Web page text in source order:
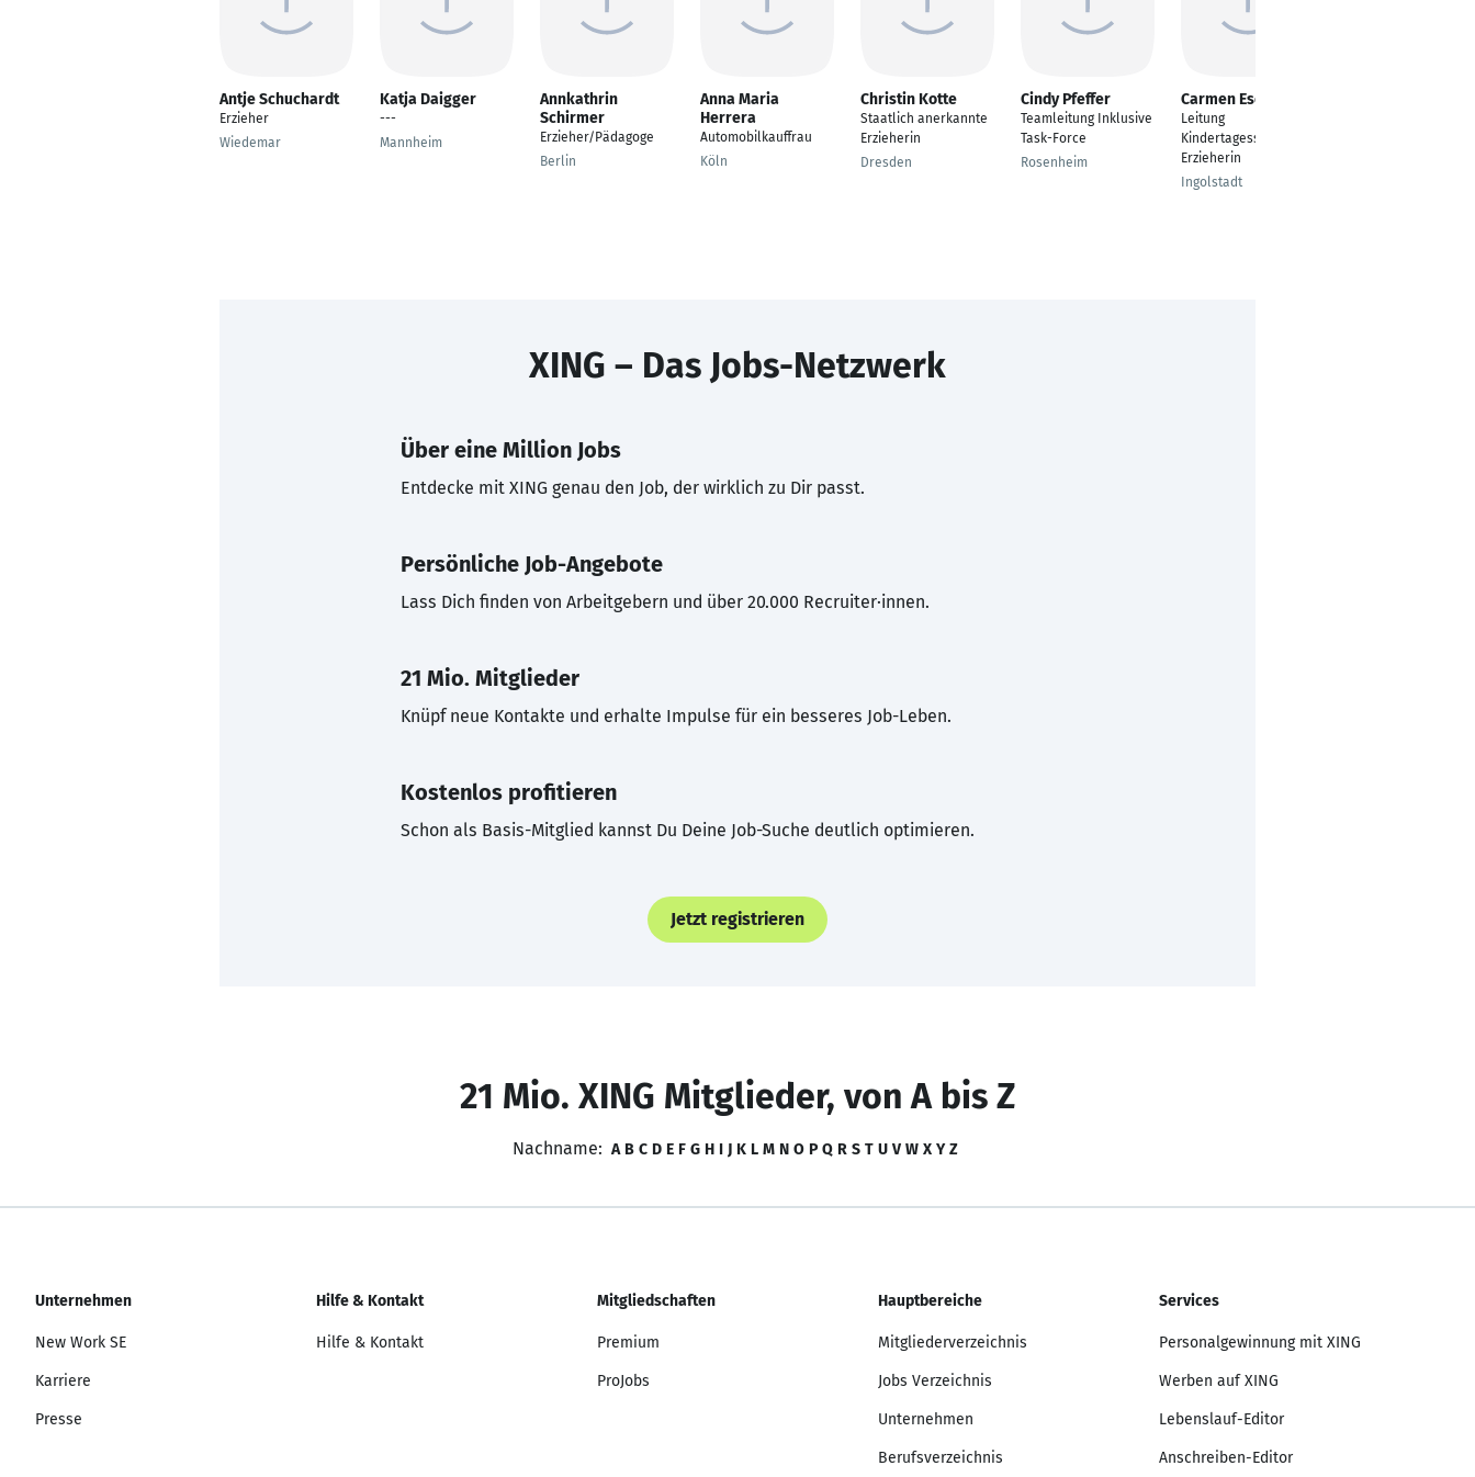
Antje Schuchardt
Erzieher
Wiedemar
Katja Daigger
---
Mannheim
Annkathrin
Schirmer
Erzieher/Pädagoge
Berlin
Anna Maria
Herrera
Automobilkauffrau
Köln
Christin Kotte
Staatlich anerkannte
Erzieherin
Dresden
Cindy Pfeffer
Teamleitung Inklusive
Task-Force
Rosenheim
Carmen Eschner
Leitung
Kindertagesstätte ,
Erzieherin
Ingolstadt
XING – Das Jobs-Netzwerk
Über eine Million Jobs
Entdecke mit XING genau den Job, der wirklich zu Dir passt.
Persönliche Job-Angebote
Lass Dich finden von Arbeitgebern und über 20.000 Recruiter·innen.
21 Mio. Mitglieder
Knüpf neue Kontakte und erhalte Impulse für ein besseres Job-Leben.
Kostenlos profitieren
Schon als Basis-Mitglied kannst Du Deine Job-Suche deutlich optimieren.
Jetzt registrieren
21 Mio. XING Mitglieder, von A bis Z
Nachname: A B C D E F G H I J K L M N O P Q R S T U V W X Y Z
Unternehmen
New Work SE
Karriere
Presse
Hilfe & Kontakt
Hilfe & Kontakt
Mitgliedschaften
Premium
ProJobs
Hauptbereiche
Mitgliederverzeichnis
Jobs Verzeichnis
Unternehmen
Berufsverzeichnis
Services
Personalgewinnung mit XING
Werben auf XING
Lebenslauf-Editor
Anschreiben-Editor